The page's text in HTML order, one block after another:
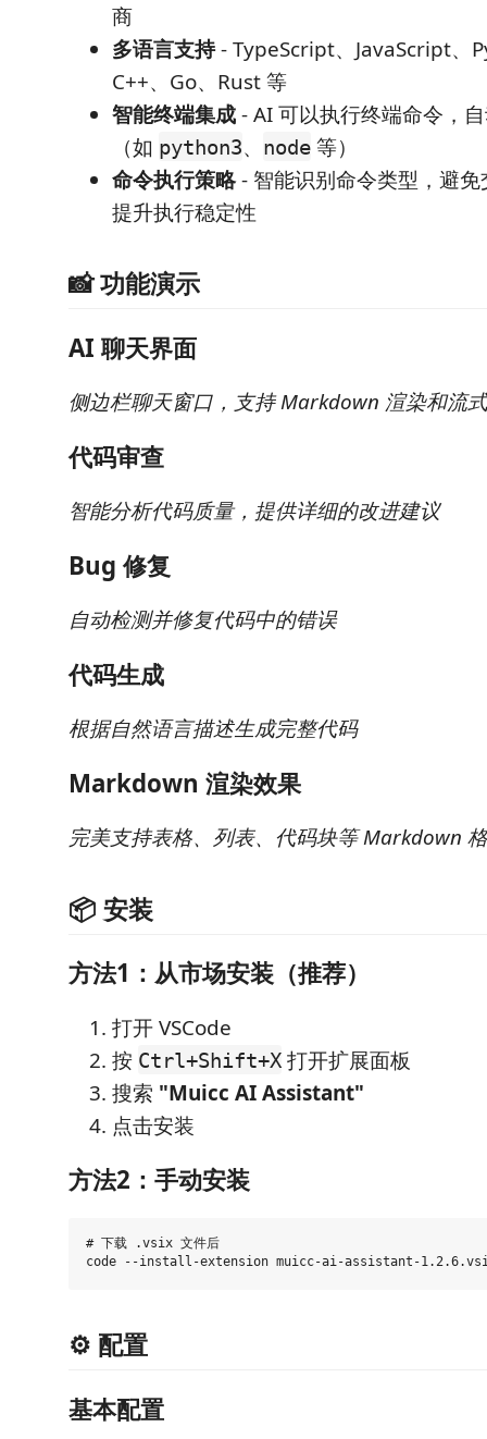
商
多语言支持- TypeScript、JavaScript、
C++、Go、Rust 等
智能终端集成- AI 可以执行终端命令，
（如 python3、 node 等）
命令执行策略- 智能识别命令类型，避
提升执行稳定性
📸 功能演示
AI 聊天界面
侧边栏聊天窗口，支持 Markdown 渲染和流
代码审查
智能分析代码质量，提供详细的改进建议
Bug 修复
自动检测并修复代码中的错误
代码生成
根据自然语言描述生成完整代码
Markdown 渲染效果
完美支持表格、列表、代码块等 Markdown
📦 安装
方法1：从市场安装（推荐）
打开 VSCode
按 Ctrl+Shift+X 打开扩展面板
搜索 "Muicc AI Assistant"
点击安装
方法2：手动安装
# 下载 .vsix 文件后
⚙️ 配置
基本配置